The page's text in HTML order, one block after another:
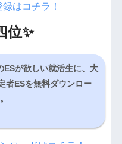
はコチラ！
位✨
ESが欲しい就活生に、大
者ESを無料ダウンロー